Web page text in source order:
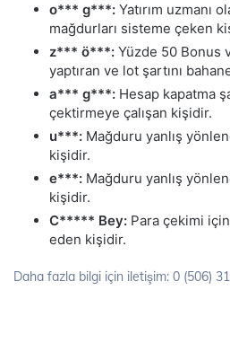
o*** g***: Yatırım uzmanı
mağdurları sisteme çeken
z*** ö***: Yüzde 50 Bonus
yaptıran ve lot şartını
a*** g***: Hesap kapatma
çektirmeye çalışan kişidir.
u***: Mağduru yanlış
kişidir.
e***: Mağduru yanlış
kişidir.
C***** Bey: Para çekimi
eden kişidir.
Daha fazla bilgi için iletişim: 0 (506)